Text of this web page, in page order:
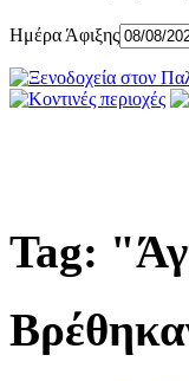
Ημέρα Άφιξης
Tag: "